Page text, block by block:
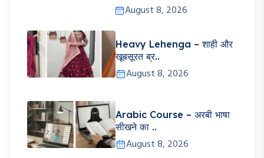
August 8, 2026
Heavy Lehenga – शाही और
खूबसूरत ब्र..
August 8, 2026
Arabic Course – अरबी भाषा
सीखने का ..
August 8, 2026